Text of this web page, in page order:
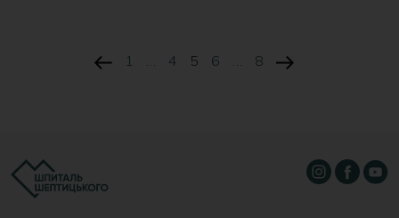
Previous
Page
1 … Page
4 Page
5 Page
6 … Page
8
Next